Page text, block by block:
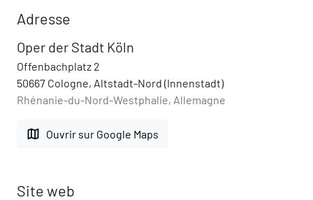
Adresse
Oper der Stadt Köln
Offenbachplatz 2
50667 Cologne, Altstadt-Nord (Innenstadt)
Rhénanie-du-Nord-Westphalie, Allemagne
map Ouvrir sur Google Maps
Site web